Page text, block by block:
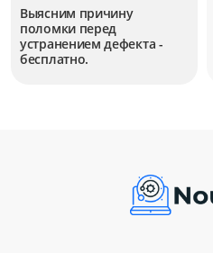
Выясним причину
поломки перед
устранением дефекта -
бесплатно.